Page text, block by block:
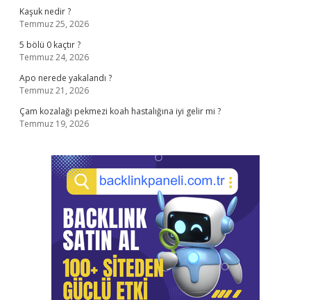
Kaşuk nedir ?
Temmuz 25, 2026
5 bölü 0 kaçtır ?
Temmuz 24, 2026
Apo nerede yakalandı ?
Temmuz 21, 2026
Çam kozalağı pekmezi koah hastalığına iyi gelir mi ?
Temmuz 19, 2026